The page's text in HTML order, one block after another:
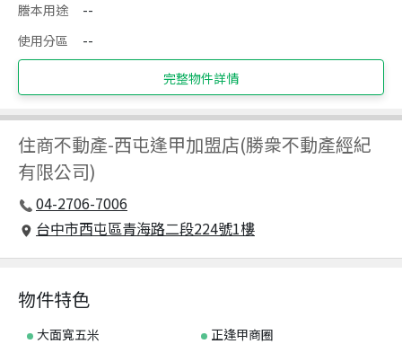
謄本用途
--
使用分區
--
完整物件詳情
住商不動產-西屯逢甲加盟店(勝衆不動產經紀
有限公司)
04-2706-7006
台中市西屯區青海路二段224號1樓
物件特色
大面寬五米
正逢甲商圈